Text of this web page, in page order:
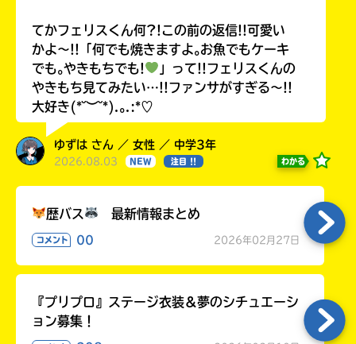
てかフェリスくん何?!この前の返信!!可愛い
かよ〜!!「何でも焼きますよ｡お魚でもケーキ
でも｡やきもちでも!
」って!!フェリスくんの
やきもち見てみたい…!!ファンサがすぎる〜!!
大好き(*˘︶˘*).｡.:*♡
ゆずは さん ／ 女性 ／ 中学3年
2026.08.03 NEW 注目 !! わかる
歴バス 最新情報まとめ
コメント 00 2026年02月27日
『プリプロ』ステージ衣装＆夢のシチュエーシ
ョン募集！
力
内
容
が
あ